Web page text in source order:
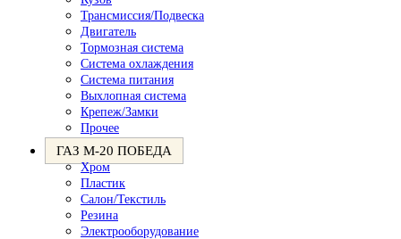
Трансмиссия/Подвеска
Двигатель
Тормозная система
Система охлаждения
Система питания
Выхлопная система
Крепеж/Замки
Прочее
ГАЗ М-20 ПОБЕДА
Хром
Пластик
Салон/Текстиль
Резина
Электрооборудование